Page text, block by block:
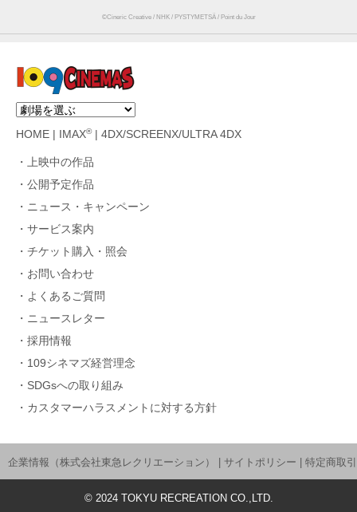
©️Cineric Creative / NHK / PYSTYMETSÄ / Point du Jour
HOME IMAX®| 4DX/SCREENX/ULTRA 4DX
上映中の作品
公開予定作品
ニュース・キャンペーン
サービス案内
チケット購入・照会
お問い合わせ
よくあるご質問
ニュースレター
採用情報
109シネマズ経営理念
SDGsへの取り組み
カスタマーハラスメントに対する方針
企業情報（株式会社東急レクリエーション） サイトポリシー 特定商取
© 2024TOKYU RECREATION CO.,LTD.